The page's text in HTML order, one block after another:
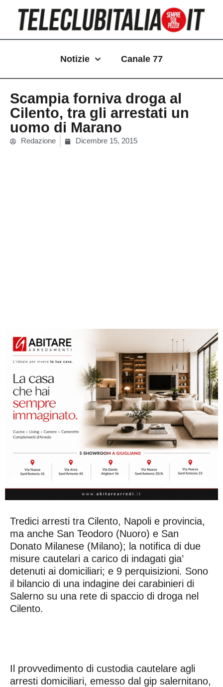
contenuto
Notizie Canale 77
Scampia forniva droga al
Cilento, tra gli arrestati un
uomo di Marano
Redazione Dicembre 15, 2015
Tredici arresti tra Cilento, Napoli e provincia,
ma anche San Teodoro (Nuoro) e San
Donato Milanese (Milano); la notifica di due
misure cautelari a carico di indagati gia’
detenuti ai domiciliari; e 9 perquisizioni. Sono
il bilancio di una indagine dei carabinieri di
Salerno su una rete di spaccio di droga nel
Cilento.
Il provvedimento di custodia cautelare agli
arresti domiciliari, emesso dal gip salernitano,